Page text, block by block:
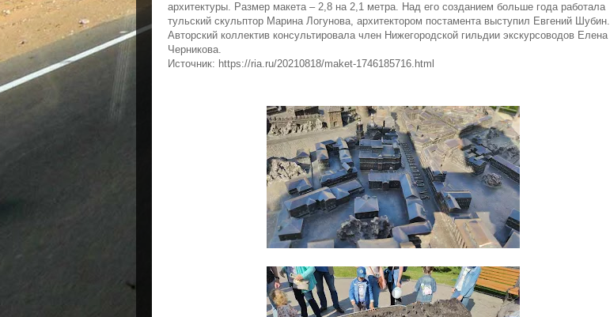
архитектуры. Размер макета – 2,8 на 2,1 метра. Над его созданием больше года работала
тульский скульптор Марина Логунова, архитектором постамента выступил Евгений Шубин.
Авторский коллектив консультировала член Нижегородской гильдии экскурсоводов Елена
Черникова.
Источник: https://ria.ru/20210818/maket-1746185716.html